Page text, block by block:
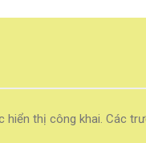
hiển thị công khai. Các